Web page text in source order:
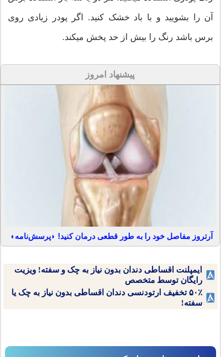
آن را بشویید و با باد خشک کنید. اگر پودر زیادی روی
برس باشد رنگ را بیش از حد پخش میکند.
پیشنهاد امروز
آرتروز مفاصل خود را به طور قطعی درمان کنید! ◗پرسش‌نامه◖
ایمپلنت اقساطی دندان بدون نیاز به چک و سفته! ویزیت
رایگان توسط متخصص
۵۰٪ تخفیف ارتودنسی دندان اقساطی بدون نیاز به چک یا
سفته!